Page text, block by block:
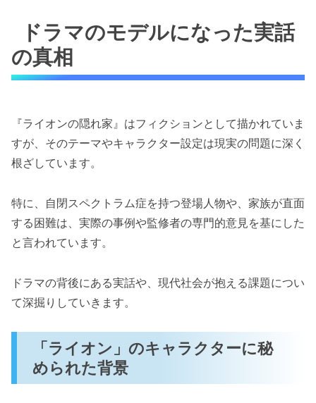
ドラマのモデルになった実話
の真相
『ライオンの隠れ家』はフィクションとして描かれていま
すが、そのテーマやキャラクター設定は現実の問題に深く
根ざしています。
特に、自閉スペクトラム症を持つ登場人物や、家族が直面
する困難は、実際の事例や監修者の専門的意見を基にした
と言われています。
ドラマの背後にある実話や、現代社会が抱える課題につい
て深掘りしていきます。
「ライオン」のキャラクターに秘
められた背景